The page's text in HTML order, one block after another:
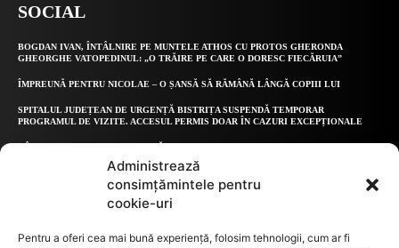
Administrează
consimțămintele pentru
cookie-uri
Pentru a oferi cea mai bună experiență, folosim tehnologii, cum ar fi
SOCIAL
BOGDAN IVAN, ÎNTÂLNIRE PE MUNTELE ATHOS CU PROTOS GHERONDA
GHEORGHE VATOPEDINUL: „O TRĂIRE PE CARE O DORESC FIECĂRUIA”
ÎMPREUNĂ PENTRU NICOLAE – O ȘANSĂ SĂ RĂMÂNĂ LÂNGĂ COPIII LUI
SPITALUL JUDEȚEAN DE URGENȚĂ BISTRIȚA SUSPENDĂ TEMPORAR
PROGRAMUL DE VIZITE. ACCESUL PERMIS DOAR ÎN CAZURI EXCEPȚIONALE
SPITALUL CLINIC JUDEȚEAN DE URGENȚĂ BISTRIȚA ANUNȚĂ RELUAREA
VIZITELOR ÎN SECȚIILE CHIRURGIE GENERALĂ ȘI GINECOLOGIE